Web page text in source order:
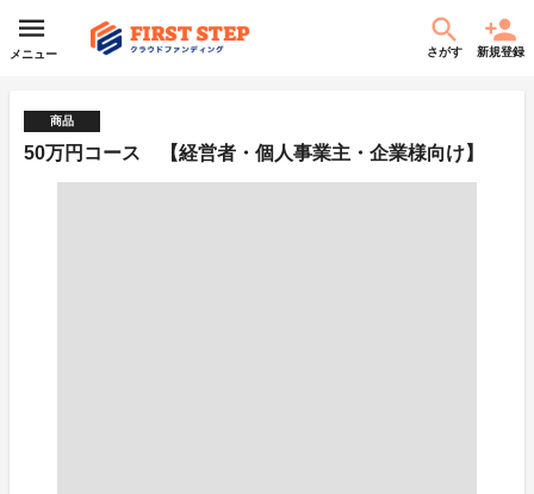
メニュー さがす 新規登録
商品
50万円コース 【経営者・個人事業主・企業様向け】